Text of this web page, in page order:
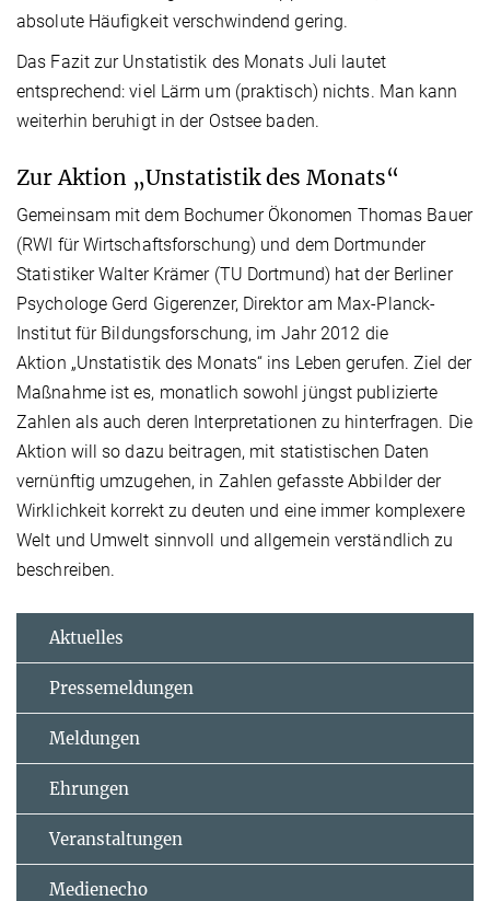
absolute Häufigkeit verschwindend gering.
Das Fazit zur Unstatistik des Monats Juli lautet
entsprechend: viel Lärm um (praktisch) nichts. Man kann
weiterhin beruhigt in der Ostsee baden.
Zur Aktion „Unstatistik des Monats“
Gemeinsam mit dem Bochumer Ökonomen Thomas Bauer
(RWI für Wirtschaftsforschung) und dem Dortmunder
Statistiker Walter Krämer (TU Dortmund) hat der Berliner
Psychologe Gerd Gigerenzer, Direktor am Max-Planck-
Institut für Bildungsforschung, im Jahr 2012 die
Aktion „Unstatistik des Monats“ ins Leben gerufen. Ziel der
Maßnahme ist es, monatlich sowohl jüngst publizierte
Zahlen als auch deren Interpretationen zu hinterfragen. Die
Aktion will so dazu beitragen, mit statistischen Daten
vernünftig umzugehen, in Zahlen gefasste Abbilder der
Wirklichkeit korrekt zu deuten und eine immer komplexere
Welt und Umwelt sinnvoll und allgemein verständlich zu
beschreiben.
Aktuelles
Pressemeldungen
Meldungen
Ehrungen
Veranstaltungen
Medienecho